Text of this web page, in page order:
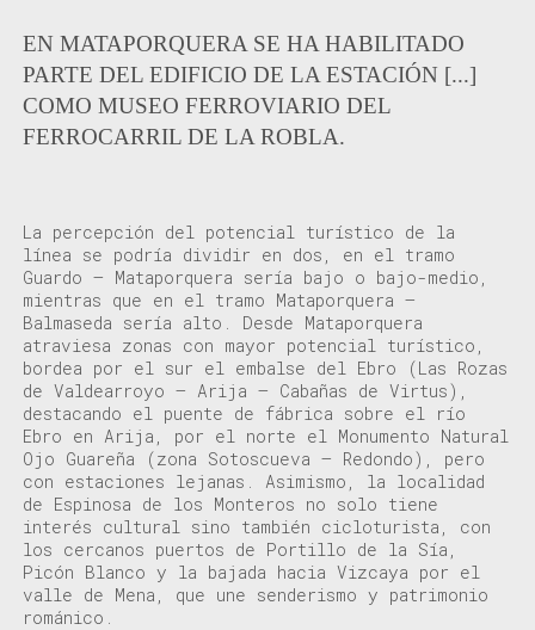
EN MATAPORQUERA SE HA HABILITADO
PARTE DEL EDIFICIO DE LA ESTACIÓN [...]
COMO MUSEO FERROVIARIO DEL
FERROCARRIL DE LA ROBLA.
La percepción del potencial turístico de la
línea se podría dividir en dos , en el tramo
Guardo – Mataporquera sería bajo o bajo-medio,
mientras que en el tramo Mataporquera –
Balmaseda sería alto. Desde Mataporquera
atraviesa zonas con mayor potencial turístico,
bordea por el sur el embalse del Ebro (Las Rozas
deValdearroyo – Arija – Cabañas de Virtus) ,
destacando el puente de fábrica sobre el río
Ebro en Arija, por el norte el Monumento Natural
Ojo Guareña (zona Sotoscueva – Redondo) , pero
con estaciones lejanas . Asimismo,
la localidad
de Espinosa de los Monteros no solo tiene
interés cultural sino también cicloturista, con
los cercanos puertos de Portillo de la Sía ,
Picón Blanco y la bajada hacia Vizcaya por el
valle de Mena , que une senderismo y patrimonio
románico.